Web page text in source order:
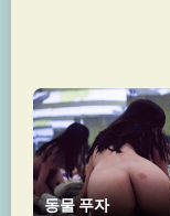
동물 푸자